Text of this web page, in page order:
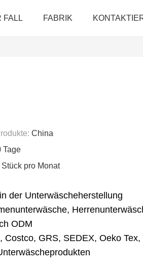
FALL FABRIK
China
Tage
pro Monat
der Unterwäscheherstellung
ODM
Costco, GRS, SEDEX, Oeko Tex,